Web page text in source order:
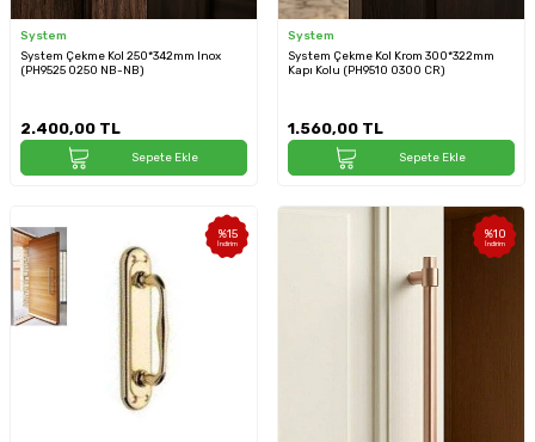
System
System Çekme Kol 250*342mm Inox
(PH9525 0250 NB-NB)
2.400,00 TL
Sepete Ekle
System
System Çekme Kol Krom 300*322mm
Kapı Kolu (PH9510 0300 CR)
1.560,00 TL
Sepete Ekle
%15
İndirim
%10
İndirim